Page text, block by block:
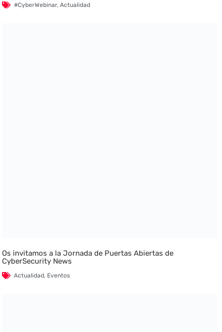
#CyberWebinar,Actualidad
Os invitamos a la Jornada de Puertas Abiertas de
CyberSecurity News
Actualidad, Eventos